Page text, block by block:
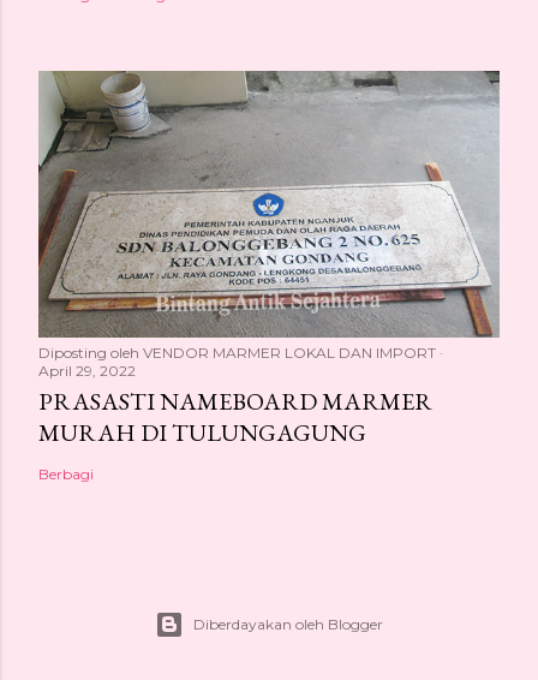
Diposting oleh VENDOR MARMER LOKAL DAN IMPORT
April 29, 2022
PRASASTI NAMEBOARD MARMER
MURAH DI TULUNGAGUNG
Berbagi
Diberdayakan oleh Blogger